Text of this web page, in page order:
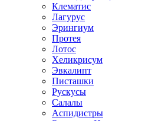
Клематис
Лагурус
Эрингиум
Протея
Лотос
Хеликрисум
Эвкалипт
Писташки
Рускусы
Салалы
Аспидистры